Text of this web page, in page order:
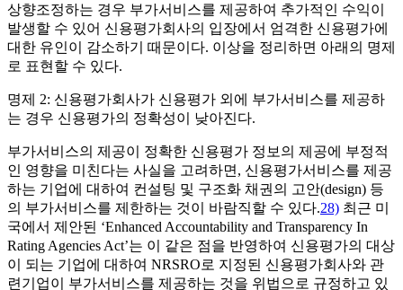
상향조정하는 경우 부가서비스를 제공하여 추가적인 수익이
발생할 수 있어 신용평가회사의 입장에서 엄격한 신용평가에
대한 유인이 감소하기 때문이다. 이상을 정리하면 아래의 명제
로 표현할 수 있다.
명제 2: 신용평가회사가 신용평가 외에 부가서비스를 제공하
는 경우 신용평가의 정확성이 낮아진다.
부가서비스의 제공이 정확한 신용평가 정보의 제공에 부정적
인 영향을 미친다는 사실을 고려하면, 신용평가서비스를 제공
하는 기업에 대하여 컨설팅 및 구조화 채권의 고안(design) 등
의 부가서비스를 제한하는 것이 바람직할 수 있다.28) 최근 미
국에서 제안된 ‘Enhanced Accountability and Transparency In
Rating Agencies Act’는 이 같은 점을 반영하여 신용평가의 대상
이 되는 기업에 대하여 NRSRO로 지정된 신용평가회사와 관
련기업이 부가서비스를 제공하는 것을 위법으로 규정하고 있